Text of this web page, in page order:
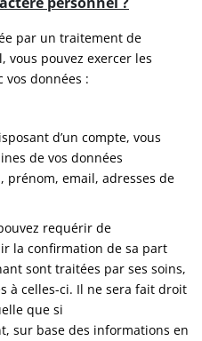
par un traitement de
vous pouvez exercer les
données :
d’un compte, vous
de vos données
prénom, email, adresses de
requérir de
la confirmation de sa part
sont traitées par ses soins,
à celles-ci. Il ne sera fait droit
que si
sur base des informations en